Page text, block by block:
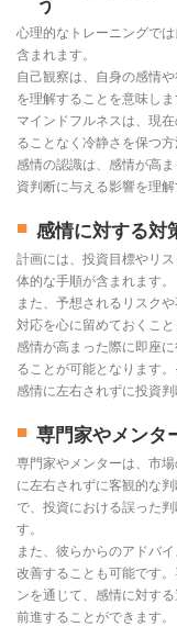
心理的なトレーニングで
含まれます。
自己観察は、自身の感情
を理解することを意味しま
マインドフルネスは、現
ることなく冷静さを保つ方
感情の認識は、感情が高
資判断に与える影響を理解
感情に対する対
計画には、投資目標やリ
体的な手順が含まれます。
また、予想されるリスク
対応を心に留めておくこ
感情が高まった際に即座
ることが可能となります
感情に左右されずに投資判
専門家やメンタ
専門家やメンターは、市
に左右されずに客観的な
で、投資における誤った
す。
また、彼らからのアドバ
改善することも可能です
ンを通じて、感情に対す
前進することができます。